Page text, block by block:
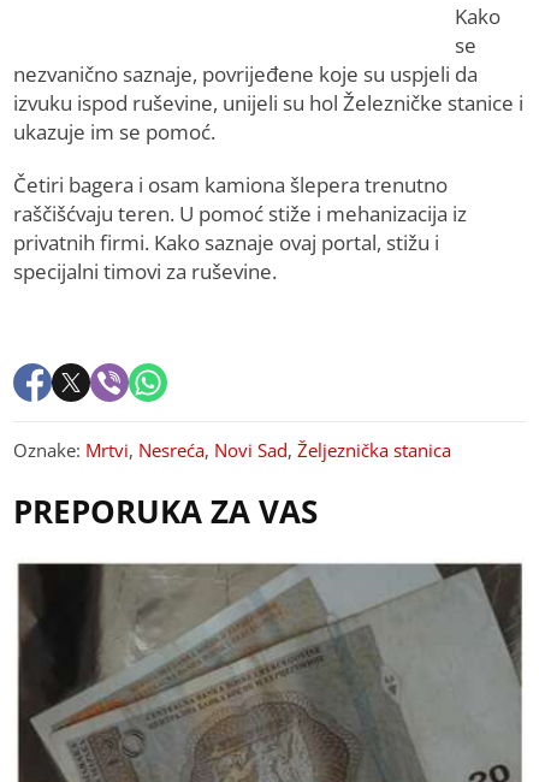
Kako
se
nezvanično saznaje, povrijeđene koje su uspjeli da
izvuku ispod ruševine, unijeli su hol Železničke stanice i
ukazuje im se pomoć.
Četiri bagera i osam kamiona šlepera trenutno
raščišćvaju teren. U pomoć stiže i mehanizacija iz
privatnih firmi. Kako saznaje ovaj portal, stižu i
specijalni timovi za ruševine.
Oznake: Mrtvi, Nesreća, Novi Sad,Željeznička stanica
PREPORUKA ZA VAS